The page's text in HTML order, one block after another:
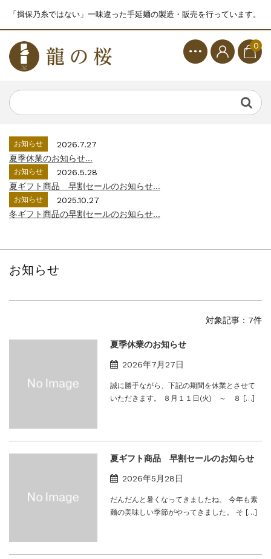
「揖保乃糸ではない」一味違った手延麺の製造・販売を行っています。
0
お知らせ
2026.7.27
夏季休業のお知らせ...
お知らせ
2026.5.28
夏ギフト商品 早割セールのお知らせ...
お知らせ
2025.10.27
冬ギフト商品の早割セールのお知らせ...
お知らせ
対象記事：7件
夏季休業のお知らせ
2026年7月27日
誠に勝手ながら、下記の期間を休業とさせて
いただきます。 ８月１１日(火) ～ ８ […]
夏ギフト商品 早割セールのお知らせ
2026年5月28日
だんだんと暑くなってきましたね。 今年も素
麺の美味しい季節がやってきました。 そ […]